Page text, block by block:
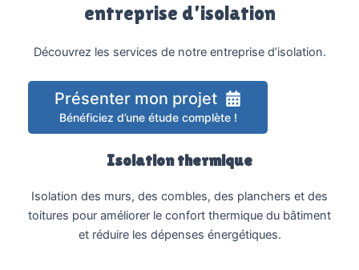
entreprise d’isolation
Découvrez les services de notre entreprise d’isolation.
Présenter mon projet
Bénéficiez d’une étude complète !
Isolation thermique
Isolation des murs, des combles, des planchers et des
toitures pour améliorer le confort thermique du bâtiment
et réduire les dépenses énergétiques.